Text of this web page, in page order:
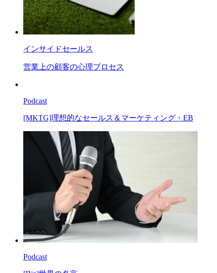
インサイドセールス
営業上の顧客の心理プロセス
Podcast
[MKTG]理想的なセールス＆マーケティング・EB
Podcast